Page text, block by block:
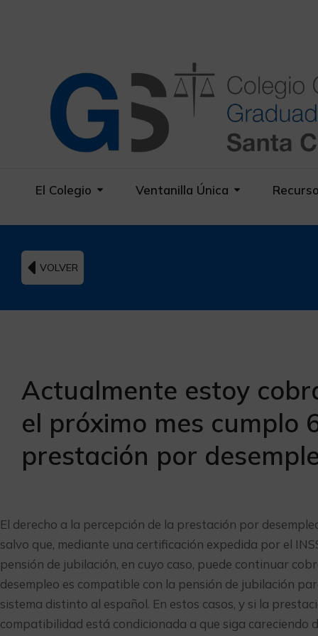
El Colegio Ventanilla Única
VOLVER
Actualmente estoy
el próximo mes cumplo
prestación por
El derecho a la percepción de la prestación por
salvo que, mediante una certificación expedida por el
pensión de jubilación, en cuyo caso, puede continuar
desempleo es compatible con la pensión de jubilación
sistema distinto al español. En estos casos, y si la
compatibilidad está condicionada a que siga careciendo